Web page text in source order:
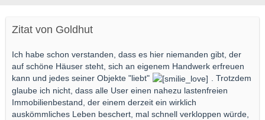
Zitat von Goldhut
Ich habe schon verstanden, dass es hier niemanden gibt, der
auf schöne Häuser steht, sich an eigenem Handwerk erfreuen
kann und jedes seiner Objekte "liebt"
. Trotzdem
glaube ich nicht, dass alle User einen nahezu lastenfreien
Immobilienbestand, der einem derzeit ein wirklich
auskömmliches Leben beschert, mal schnell verkloppen würde,